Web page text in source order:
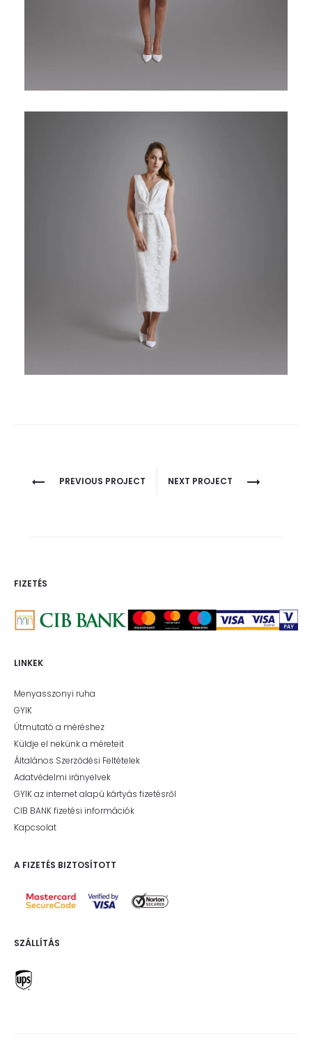
ProjectPREVIOUS PROJECT NEXT PROJECT
FIZETÉS
LINKEK
Menyasszonyi ruha
GYIK
Útmutató a méréshez
Küldje el nekünk a méreteit
Általános Szerződési Feltételek
Adatvédelmi irányelvek
GYIK az internet alapú kártyás fizetésről
CIB BANK fizetési információk
Kapcsolat
A FIZETÉS BIZTOSÍTOTT
SZÁLLÍTÁS